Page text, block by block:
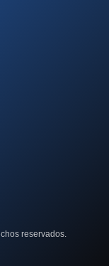
reservados.